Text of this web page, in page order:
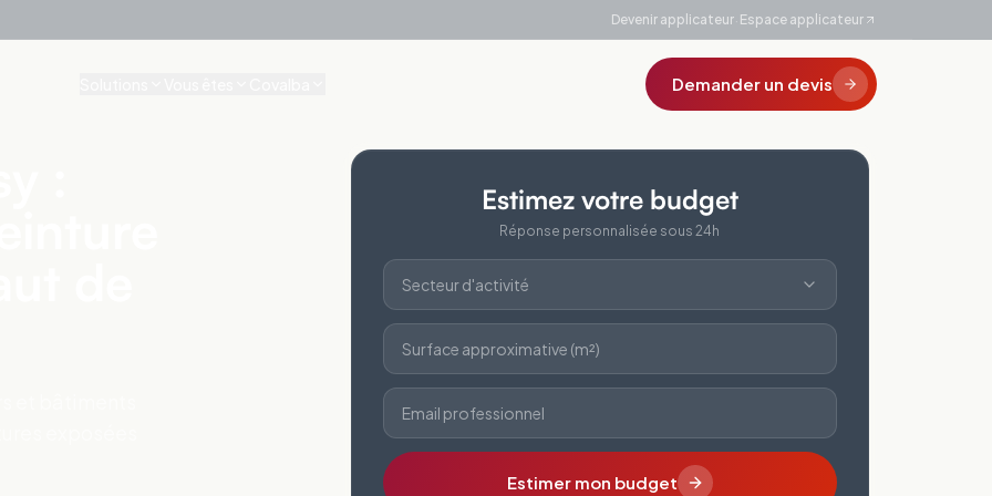
Devenir applicateur· Espace applicateur
Demander un devis
Estimez votre budget
Réponse personnalisée sous 24h
Secteur d'activité
Surface approximative (m²)
Email professionnel
Estimer mon budget